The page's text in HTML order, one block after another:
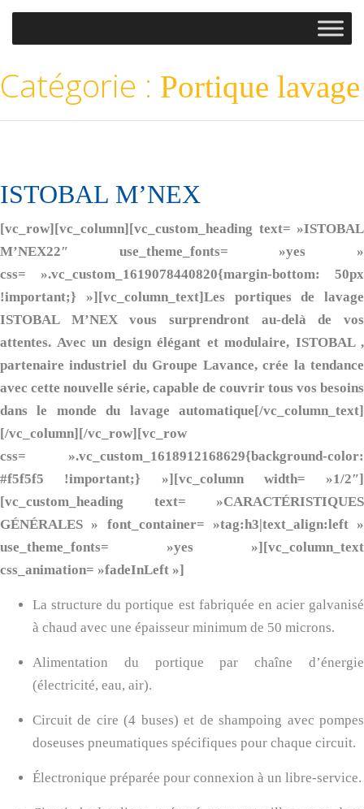
Catégorie : Portique lavage
ISTOBAL M’NEX
[vc_row][vc_column][vc_custom_heading text= »ISTOBAL
M’NEX22″ use_theme_fonts= »yes »
css= ».vc_custom_1619078440820{margin-bottom: 50px
!important;} »][vc_column_text]Les portiques de lavage
ISTOBAL M’NEX vous surprendront au-delà de vos
attentes. Avec un design élégant et modulaire, ISTOBAL ,
partenaire industriel du Groupe Lavance, crée la tendance
avec cette nouvelle série, capable de couvrir tous vos besoins
dans le monde du lavage automatique[/vc_column_text]
[/vc_column][/vc_row][vc_row
css= ».vc_custom_1618912168629{background-color:
#f5f5f5 !important;} »][vc_column width= »1/2″]
[vc_custom_heading text= »CARACTÉRISTIQUES
GÉNÉRALES » font_container= »tag:h3|text_align:left »
use_theme_fonts= »yes »][vc_column_text
css_animation= »fadeInLeft »]
La structure du portique est fabriquée en acier galvanisé
à chaud avec une épaisseur minimum de 50 microns.
Alimentation du portique par chaîne d’énergie
(électricité, eau, air).
Circuit de cire (4 buses) et de shampoing avec pompes
doseuses pneumatiques spécifiques pour chaque circuit.
Électronique préparée pour connexion à un libre-service.